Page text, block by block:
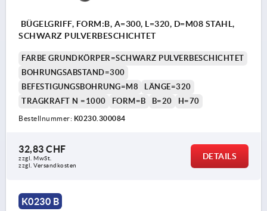
BÜGELGRIFF, FORM:B, A=300, L=320, D=M08 STAHL,
SCHWARZ PULVERBESCHICHTET
FARBE GRUNDKÖRPER=SCHWARZ PULVERBESCHICHTET
BOHRUNGSABSTAND=300
BEFESTIGUNGSBOHRUNG=M8
LÄNGE=320
TRAGKRAFT N =1000
FORM=B B=20 H=70
Bestellnummer: K0230.300084
32,83 CHF
zzgl. MwSt.
zzgl. Versandkosten
DETAILS
K0230 B